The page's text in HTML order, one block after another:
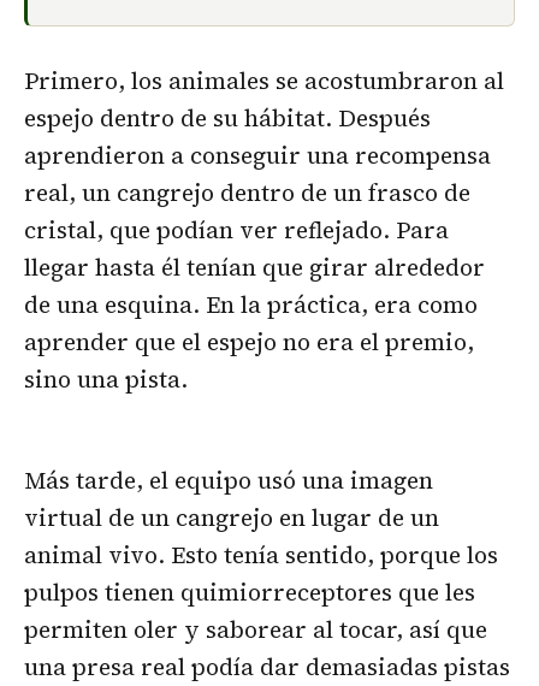
Primero, los animales se acostumbraron al
espejo dentro de su hábitat. Después
aprendieron a conseguir una recompensa
real, un cangrejo dentro de un frasco de
cristal, que podían ver reflejado. Para
llegar hasta él tenían que girar alrededor
de una esquina. En la práctica, era como
aprender que el espejo no era el premio,
sino una pista.
Más tarde, el equipo usó una imagen
virtual de un cangrejo en lugar de un
animal vivo. Esto tenía sentido, porque los
pulpos tienen quimiorreceptores que les
permiten oler y saborear al tocar, así que
una presa real podía dar demasiadas pistas